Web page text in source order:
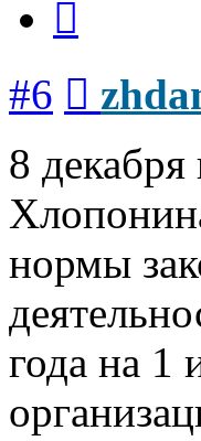
#6
8
нормы
года на 1